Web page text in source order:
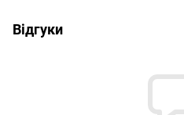
Відгуки